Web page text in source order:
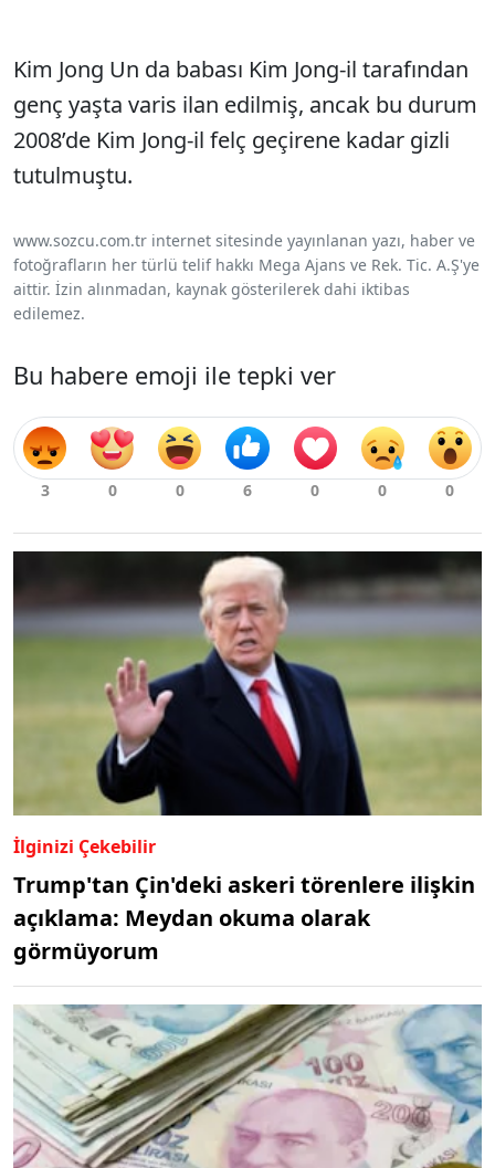
Kim Jong Un da babası Kim Jong-il tarafından
genç yaşta varis ilan edilmiş, ancak bu durum
2008’de Kim Jong-il felç geçirene kadar gizli
tutulmuştu.
www.sozcu.com.tr internet sitesinde yayınlanan yazı, haber ve
fotoğrafların her türlü telif hakkı Mega Ajans ve Rek. Tic. A.Ş'ye
aittir. İzin alınmadan, kaynak gösterilerek dahi iktibas
edilemez.
Bu habere emoji ile tepki ver
İlginizi Çekebilir
Trump'tan Çin'deki askeri törenlere ilişkin
açıklama: Meydan okuma olarak
görmüyorum